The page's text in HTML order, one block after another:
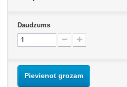
Daudzums
Pievienot grozam